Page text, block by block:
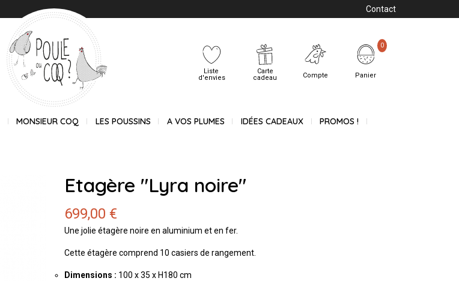
Contact
Liste
d'envies
Carte
cadeau
Compte Panier
0
MONSIEUR COQ LES POUSSINS A VOS PLUMES IDÉES CADEAUX PROMOS !
Etagère "Lyra noire"
699,00 €
Une jolie étagère noire en aluminium et en fer.
Cette étagère comprend 10 casiers de rangement.
Dimensions : 100 x 35 x H180 cm